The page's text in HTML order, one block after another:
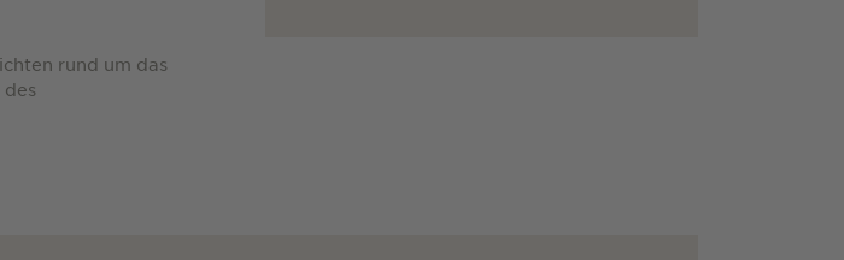
rund um das